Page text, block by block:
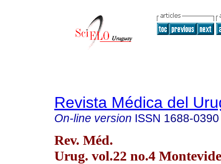
Revista Médica del
On-line version ISSN 1688-0390
Rev. Méd.
Urug. vol.22 no.4